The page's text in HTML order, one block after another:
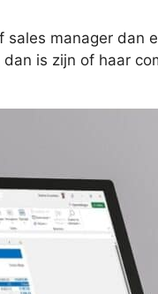
manager dan
is zijn of haar